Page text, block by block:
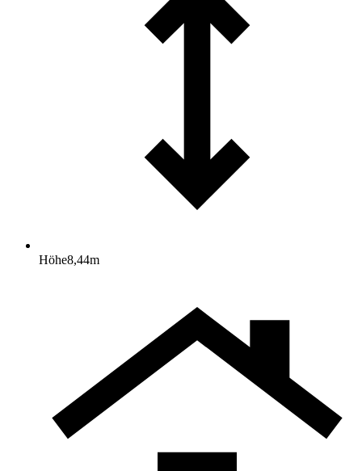
Höhe8,44m